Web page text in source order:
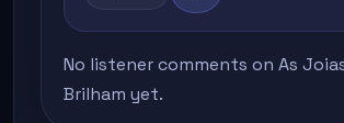
No listener comments on As
Brilham yet.